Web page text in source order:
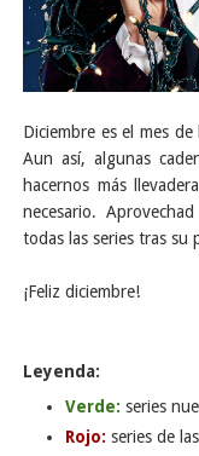
Diciembre es el mes
Aun así, algunas
hacernos más
necesario.
todas las series tras su
¡Feliz diciembre!
Leyenda:
Verde: series
Rojo: series de